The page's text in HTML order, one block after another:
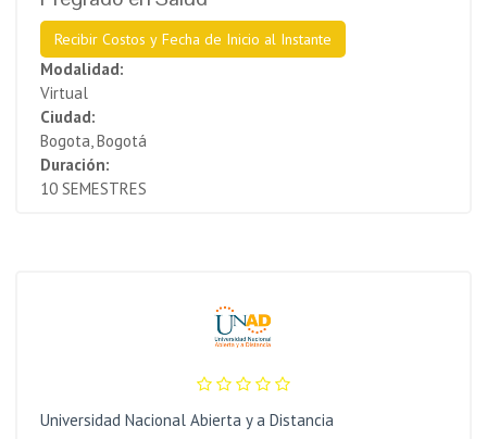
Recibir Costos y Fecha de Inicio al Instante
Modalidad:
Virtual
Ciudad:
Bogota, Bogotá
Duración:
10 SEMESTRES
Universidad Nacional Abierta y a Distancia